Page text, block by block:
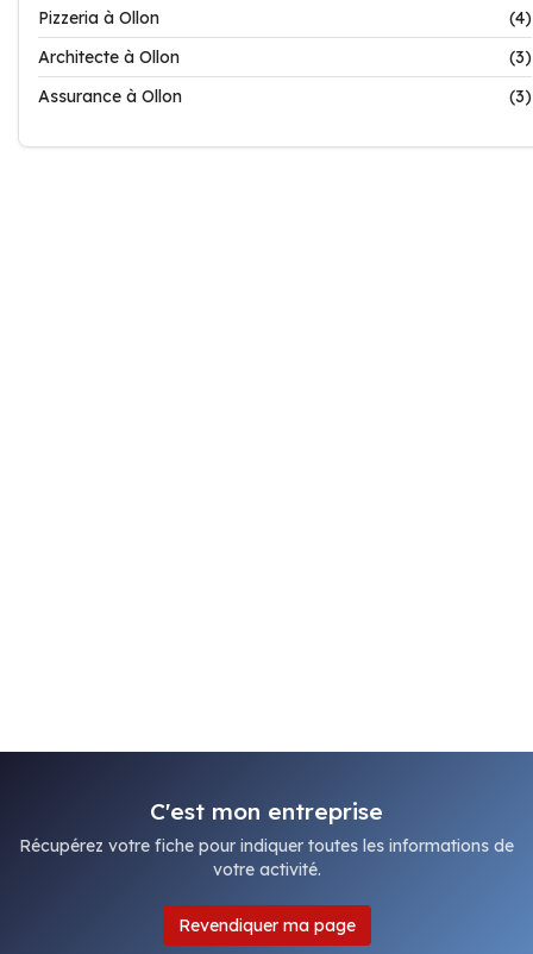
Pizzeria à Ollon
(4)
Architecte à Ollon
(3)
Assurance à Ollon
(3)
C'est mon entreprise
Récupérez votre fiche pour indiquer toutes les informations de
votre activité.
Revendiquer ma page